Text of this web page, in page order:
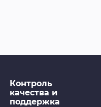
Контроль
качества и
поддержка